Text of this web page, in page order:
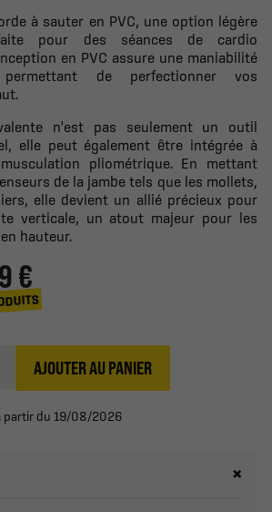
à sauter en PVC, une option légère
pour des séances de cardio
en PVC assure une maniabilité
de perfectionner vos
n'est pas seulement un outil
elle peut également être intégrée à
pliométrique. En mettant
de la jambe tels que les mollets,
elle devient un allié précieux pour
verticale, un atout majeur pour les
hauteur.
€
AJOUTER AU PANIER
partir du 19/08/2026